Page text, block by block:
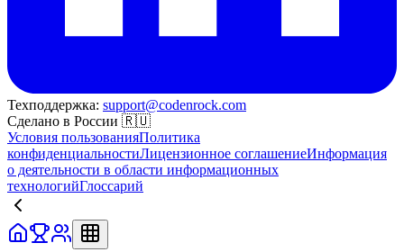
Техподдержка: support@codenrock.com
Сделано в России 🇷🇺
Условия пользованияПолитика
конфиденциальностиЛицензионное соглашениеИнформация
о деятельности в области информационных
технологийГлоссарий